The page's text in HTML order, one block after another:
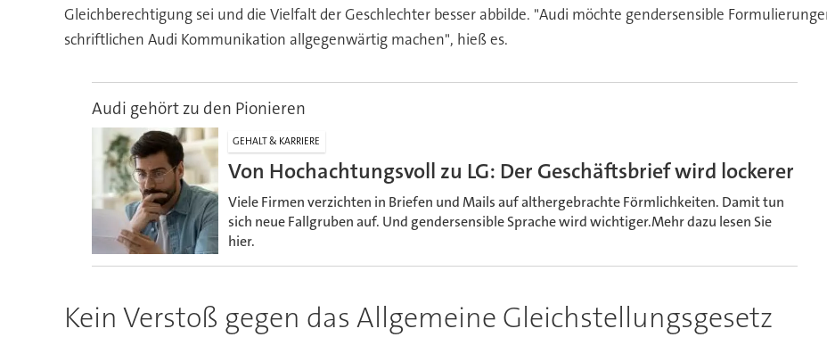
Gleichberechtigung sei und die Vielfalt der Geschlechter besser abbilde. "Audi möchte gendersensible
schriftlichen Audi Kommunikation allgegenwärtig machen", hieß es.
Audi gehört zu den Pionieren
GEHALT & KARRIERE
Von Hochachtungsvoll zu LG: Der Geschäftsbrief wird lockerer
Viele Firmen verzichten in Briefen und Mails auf althergebrachte Förmlichkeiten. Damit tun
sich neue Fallgruben auf. Und gendersensible Sprache wird wichtiger.Mehr dazu lesen Sie
hier.
Kein Verstoß gegen das Allgemeine Gleichstellungsgesetz